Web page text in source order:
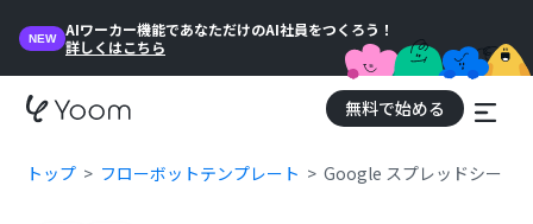
NEW
AIワーカー機能であなただけのAI社員をつくろう！
詳しくはこちら
無料で始める
トップ フローボットテンプレート Google スプレッドシート